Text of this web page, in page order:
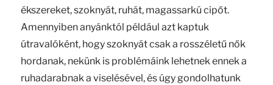
ékszereket, szoknyát, ruhát, magassarkú cipőt.
Amennyiben anyánktól például azt kaptuk
útravalóként, hogy szoknyát csak a rosszéletű nők
hordanak, nekünk is problémáink lehetnek ennek a
ruhadarabnak a viselésével, és úgy gondolhatunk